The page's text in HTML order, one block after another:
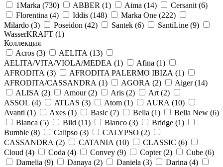
1Marka (730) ABBER (1) Aima (14) Cersanit (6)
Florentina (4) Iddis (148) Marka One (222)
Milardo (3) Poseidon (42) Santek (6) SantiLine (9)
WasserKRAFT (1)
Коллекция
Acros (3) AELITA (13)
AELITA/VITA/VIOLA/MEDEA (1) Afina (1)
AFRODITA (3) AFRODITA PALERMO IBIZA (1)
AFRODITA/CASSANDRA (1) AGORA (2) Aiger (14)
ALISA (2) Amour (2) Aris (2) Art (2)
ASSOL (4) ATLAS (3) Atom (1) AURA (10)
Avanti (1) Axes (1) Basic (7) Bella (1) Bella New (6)
Bianca (5) Bild (11) Blanco (3) Bridge (1)
Bumble (8) Calipso (3) CALYPSO (2)
CASSANDRA (2) CATANIA (10) CLASSIC (6)
Cloud (4) Coda (4) Convey (9) Copter (2) Cube (6)
Damelia (9) Danaya (2) Daniela (3) Darina (4)